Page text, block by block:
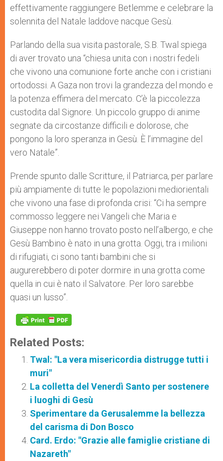
effettivamente raggiungere Betlemme e celebrare la
solennita del Natale laddove nacque Gesù.
Parlando della sua visita pastorale, S.B. Twal spiega
di aver trovato una “chiesa unita con i nostri fedeli
che vivono una comunione forte anche con i cristiani
ortodossi. A Gaza non trovi la grandezza del mondo e
la potenza effimera del mercato. C’è la piccolezza
custodita dal Signore. Un piccolo gruppo di anime
segnate da circostanze difficili e dolorose, che
pongono la loro speranza in Gesù. È l’immagine del
vero Natale”.
Prende spunto dalle Scritture, il Patriarca, per parlare
più ampiamente di tutte le popolazioni mediorientali
che vivono una fase di profonda crisi: “Ci ha sempre
commosso leggere nei Vangeli che Maria e
Giuseppe non hanno trovato posto nell’albergo, e che
Gesù Bambino è nato in una grotta. Oggi, tra i milioni
di rifugiati, ci sono tanti bambini che si
augurerebbero di poter dormire in una grotta come
quella in cui è nato il Salvatore. Per loro sarebbe
quasi un lusso”.
Related Posts:
Twal: "La vera misericordia distrugge tutti i
muri"
La colletta del Venerdì Santo per sostenere
i luoghi di Gesù
Sperimentare da Gerusalemme la bellezza
del carisma di Don Bosco
Card. Erdo: "Grazie alle famiglie cristiane di
Nazareth"